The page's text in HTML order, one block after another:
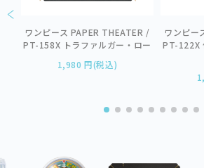
ワンピース PAPER THEATER /
PT-158X トラファルガー・ロー
1,980 円(税込)
ワンピー
PT-122X